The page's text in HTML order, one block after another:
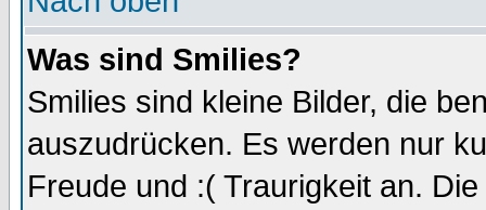
Was sind Smilies?
Smilies sind kleine Bilder, die
auszudrücken. Es werden nur
Freude und :( Traurigkeit an.